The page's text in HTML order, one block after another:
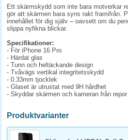
Ett skärmskydd som inte bara motverkar
gör att skärmen bara syns rakt framifrån.
innehållet för dig själv – oavsett om du
slippa nyfikna blickar.
Specifikationer:
- För iPhone 16 Pro
- Härdat glas
- Tunn och heltäckande design
- Tvåvägs vertikal integritetsskydd
- 0.33mm tjocklek
- Glaset är utrustat med 9H hårdhet
- Skyddar skärmen och kameran från repor
Produktvarianter